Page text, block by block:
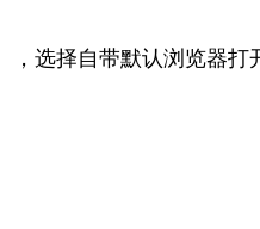
，选择自带默认浏览器打